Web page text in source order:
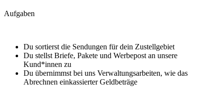
Aufgaben
Du sortierst die Sendungen für dein Zustellgebiet
Du stellst Briefe, Pakete und Werbepost an unsere
Kund*innen zu
Du übernimmst bei uns Verwaltungsarbeiten, wie das
Abrechnen einkassierter Geldbeträge